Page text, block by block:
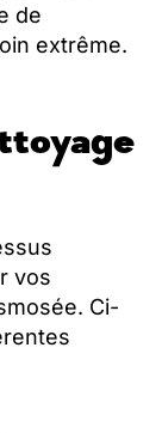
de
extrême.
vos
Ci-